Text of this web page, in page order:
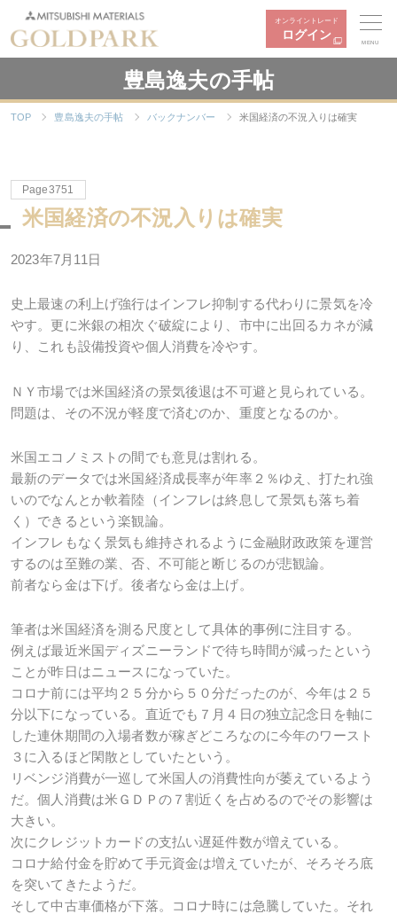
オンライントレード
ログイン
MENU
豊島逸夫の手帖
TOP 豊島逸夫の手帖 バックナンバー 米国経済の不況入りは確実
Page3751
米国経済の不況入りは確実
2023年7月11日
史上最速の利上げ強行はインフレ抑制する代わりに景気を冷
やす。更に米銀の相次ぐ破綻により、市中に出回るカネが減
り、これも設備投資や個人消費を冷やす。
ＮＹ市場では米国経済の景気後退は不可避と見られている。
問題は、その不況が軽度で済むのか、重度となるのか。
米国エコノミストの間でも意見は割れる。
最新のデータでは米国経済成長率が年率２％ゆえ、打たれ強
いのでなんとか軟着陸（インフレは終息して景気も落ち着
く）できるという楽観論。
インフレもなく景気も維持されるように金融財政政策を運営
するのは至難の業、否、不可能と断じるのが悲観論。
前者なら金は下げ。後者なら金は上げ。
筆者は米国経済を測る尺度として具体的事例に注目する。
例えば最近米国ディズニーランドで待ち時間が減ったという
ことが昨日はニュースになっていた。
コロナ前には平均２５分から５０分だったのが、今年は２５
分以下になっている。直近でも７月４日の独立記念日を軸に
した連休期間の入場者数が稼ぎどころなのに今年のワースト
３に入るほど閑散としていたという。
リベンジ消費が一巡して米国人の消費性向が萎えているよう
だ。個人消費は米ＧＤＰの７割近くを占めるのでその影響は
大きい。
次にクレジットカードの支払い遅延件数が増えている。
コロナ給付金を貯めて手元資金は増えていたが、そろそろ底
を突いてきたようだ。
そして中古車価格が下落。コロナ時には急騰していた。それ